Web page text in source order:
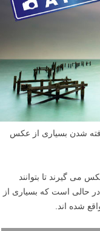
شدن بسیاری از عکس
می گیرند تا بتوانند
حالی است که بسیاری از
شده اند.